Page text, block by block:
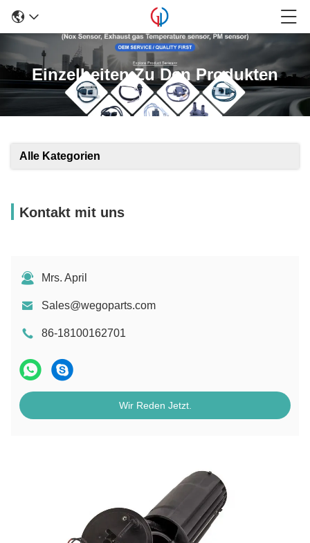
Einzelheiten Zu Den Produkten
Alle Kategorien
Kontakt mit uns
Mrs. April
Sales@wegoparts.com
86-18100162701
Wir Reden Jetzt.